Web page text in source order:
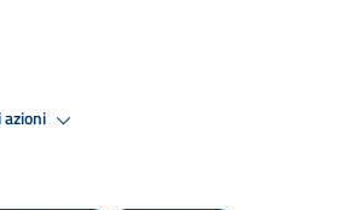
azioni